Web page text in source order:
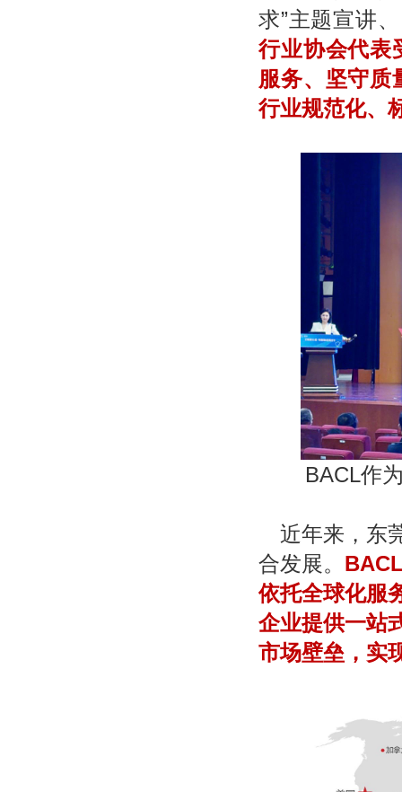
求”主题宣讲
行业协会代表
服务、坚守质
行业规范化、
BACL作
近年来，东
合发展。
依托全球化服
企业提供一站
市场壁垒，实